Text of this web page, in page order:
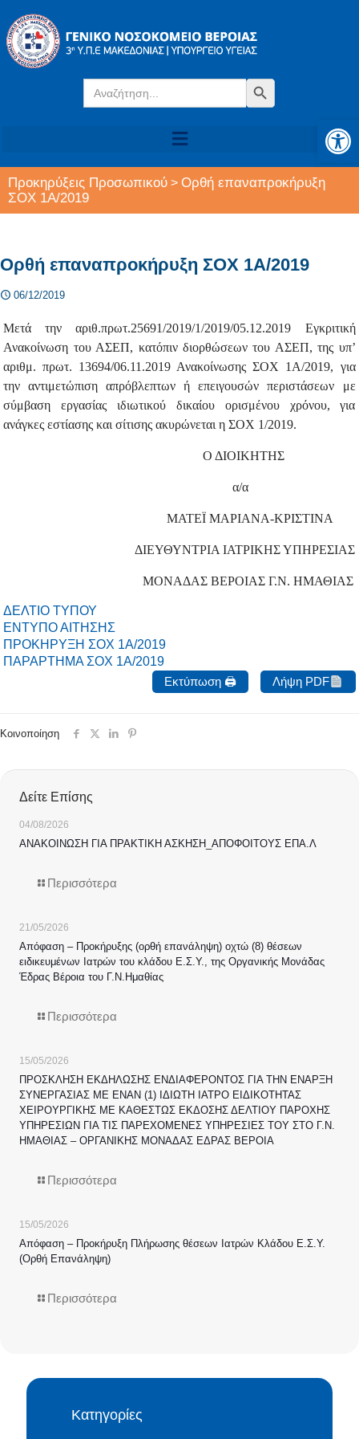
Search
for:
Search Button
Προκηρύξεις Προσωπικού > Ορθή επαναπροκήρυξη
ΣΟΧ 1Α/2019
Ορθή επαναπροκήρυξη ΣΟΧ 1Α/2019
06/12/2019
Μετά την αριθ.πρωτ.25691/2019/1/2019/05.12.2019 Εγκριτική
Ανακοίνωση του ΑΣΕΠ, κατόπιν διορθώσεων του ΑΣΕΠ, της υπ’
αριθμ. πρωτ. 13694/06.11.2019 Ανακοίνωσης ΣΟΧ 1Α/2019, για
την αντιμετώπιση απρόβλεπτων ή επειγουσών περιστάσεων με
σύμβαση εργασίας ιδιωτικού δικαίου ορισμένου χρόνου, για
ανάγκες εστίασης και σίτισης ακυρώνεται η ΣΟΧ 1/2019.
Ο ΔΙΟΙΚΗΤΗΣ
α/α
ΜΑΤΕΪ ΜΑΡΙΑΝΑ-ΚΡΙΣΤΙΝΑ
ΔΙΕΥΘΥΝΤΡΙΑ ΙΑΤΡΙΚΗΣ ΥΠΗΡΕΣΙΑΣ
ΜΟΝΑΔΑΣ ΒΕΡΟΙΑΣ Γ.Ν. ΗΜΑΘΙΑΣ
ΔΕΛΤΙΟ ΤΥΠΟΥ
ΕΝΤΥΠΟ ΑΙΤΗΣΗΣ
ΠΡΟΚΗΡΥΞΗ ΣΟΧ 1Α/2019
ΠΑΡΑΡΤΗΜΑ ΣΟΧ 1Α/2019
Εκτύπωση 🖨
Λήψη PDF
Κοινοποίηση
Δείτε Επίσης
04/08/2026
ΑΝΑΚΟΙΝΩΣΗ ΓΙΑ ΠΡΑΚΤΙΚΗ ΑΣΚΗΣΗ_ΑΠΟΦΟΙΤΟΥΣ ΕΠΑ.Λ
Περισσότερα
21/05/2026
Απόφαση – Προκήρυξης (ορθή επανάληψη) οχτώ (8) θέσεων
ειδικευμένων Ιατρών του κλάδου Ε.Σ.Υ., της Οργανικής Μονάδας
Έδρας Βέροια του Γ.Ν.Ημαθίας
Περισσότερα
15/05/2026
ΠΡΟΣΚΛΗΣΗ ΕΚΔΗΛΩΣΗΣ ΕΝΔΙΑΦΕΡΟΝΤΟΣ ΓΙΑ ΤΗΝ ΕΝΑΡΞΗ
ΣΥΝΕΡΓΑΣΙΑΣ ΜΕ ΕΝΑΝ (1) ΙΔΙΩΤΗ ΙΑΤΡΟ ΕΙΔΙΚΟΤΗΤΑΣ
ΧΕΙΡΟΥΡΓΙΚΗΣ ΜΕ ΚΑΘΕΣΤΩΣ ΕΚΔΟΣΗΣ ΔΕΛΤΙΟΥ ΠΑΡΟΧΗΣ
ΥΠΗΡΕΣΙΩΝ ΓΙΑ ΤΙΣ ΠΑΡΕΧΟΜΕΝΕΣ ΥΠΗΡΕΣΙΕΣ ΤΟΥ ΣΤΟ Γ.Ν.
ΗΜΑΘΙΑΣ – ΟΡΓΑΝΙΚΗΣ ΜΟΝΑΔΑΣ ΕΔΡΑΣ ΒΕΡΟΙΑ
Περισσότερα
15/05/2026
Απόφαση – Προκήρυξη Πλήρωσης θέσεων Ιατρών Κλάδου Ε.Σ.Υ.
(Ορθή Επανάληψη)
Περισσότερα
Κατηγορίες